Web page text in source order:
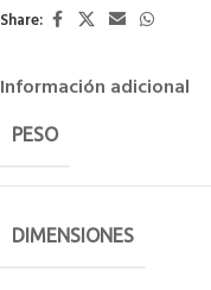
Share:
Información adicional
PESO
DIMENSIONES